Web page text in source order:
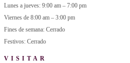
Lunes a jueves: 9:00 am – 7:00 pm
Viernes de 8:00 am – 3:00 pm
Fines de semana: Cerrado
Festivos: Cerrado
VISITAR